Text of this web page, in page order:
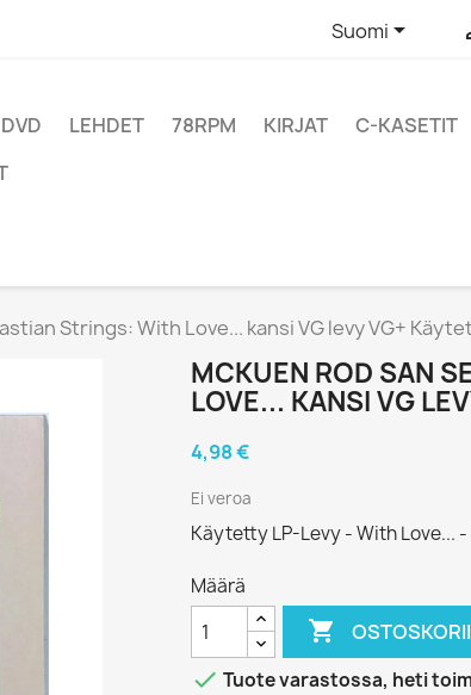
Suomi
DVD LEHDET 78RPM KIRJAT C-KASETIT
Strings: With Love... kansi VG levy VG+
MCKUEN ROD SAN
LOVE... KANSI VG
4,98 €
Ei veroa
Käytetty LP-Levy - With Love... -
Määrä

 Tuote varastossa, heti